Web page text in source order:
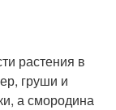
растения в
груши и
а смородина